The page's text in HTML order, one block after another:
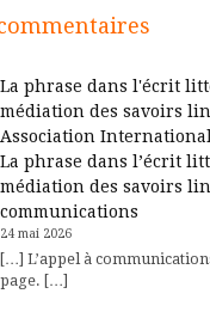
La phrase dans l'écrit
médiation des savoirs
Association
La phrase dans l’écrit
médiation des savoirs
communications
24 mai 2026
[…] L’appel à
page. […]